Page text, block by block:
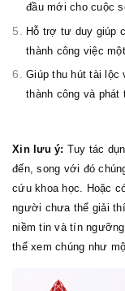
đầu mới cho cuộc
Hỗ trợ tư duy giúp
thành công việc
Giúp thu hút tài lộc
thành công và phát
Xin lưu ý: Tuy tác
đến, song với đó
cứu khoa học. Hoặc
người chưa thể giải
niềm tin và tín
thể xem chúng như